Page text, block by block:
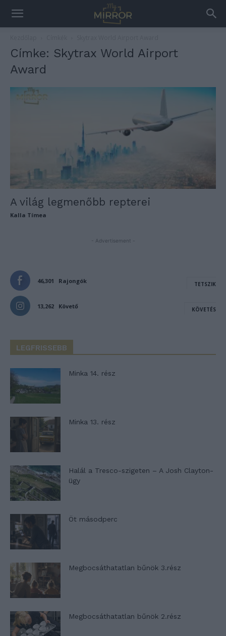
Címke: Skytrax World Airport
Award
A világ legmenőbb repterei
Kalla Tímea
- Advertisement -
46,301 Rajongók TETSZIK
13,262 Követő KÖVETÉS
LEGFRISSEBB
Minka 14. rész
Minka 13. rész
Halál a Tresco-szigeten – A Josh Clayton-
ügy
Öt másodperc
Megbocsáthatatlan bűnök 3.rész
Megbocsáthatatlan bűnök 2.rész